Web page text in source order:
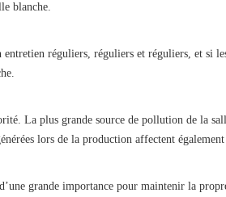
blanche.
entretien réguliers, réguliers et réguliers, et si
La plus grande source de pollution de la
lors de la production affectent
grande importance pour maintenir la